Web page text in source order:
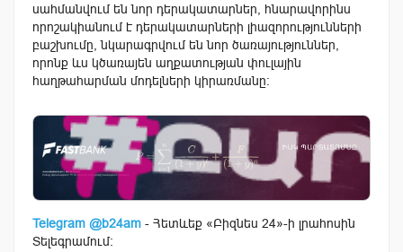
սահմանվում են նոր դերակատարներ, հնարավորինս
որոշակիանում է դերակատարների լիազորությունների
բաշխումը, նկարագրվում են նոր ծառայություններ,
որոնք ևս կծառայեն աղքատության փուլային
հաղթահարման մոդելների կիրառմանը։
Telegram @b24am - Հետևեք «Բիզնես 24»-ի լրահոսին
Տելեգրամում: